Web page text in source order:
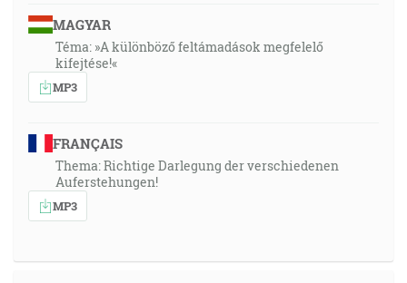
MAGYAR
Téma: »A különböző feltámadások megfelelő
kifejtése!«
MP3
FRANÇAIS
Thema: Richtige Darlegung der verschiedenen
Auferstehungen!
MP3